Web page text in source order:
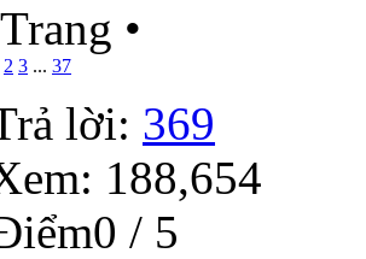
•
2 3 ... 37
lời: 369
188,654
/ 5